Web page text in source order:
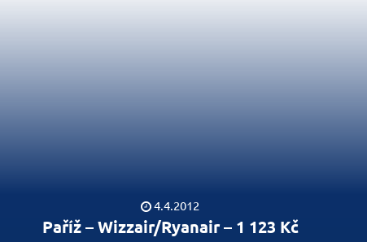
4.4.2012
Paříž – Wizzair/Ryanair – 1 123 Kč